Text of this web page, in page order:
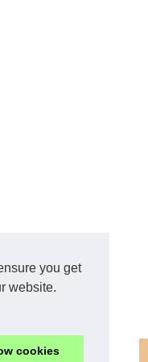
you get
website.
cookies
Policy//